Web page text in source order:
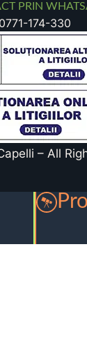
PRIN
0771-174-330
– All